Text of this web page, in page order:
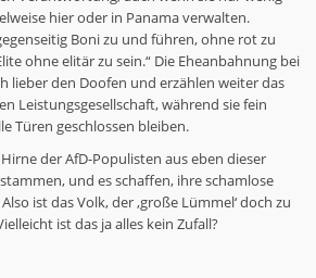
hier oder in Panama verwalten.
Boni zu und führen, ohne rot zu
ohne elitär zu sein.“ Die Eheanbahnung bei
lieber den Doofen und erzählen weiter das
Leistungsgesellschaft, während sie fein
Türen geschlossen bleiben.
der AfD-Populisten aus eben dieser
und es schaffen, ihre schamlose
ist das Volk, der ‚große Lümmel‘ doch zu
ist das ja alles kein Zufall?